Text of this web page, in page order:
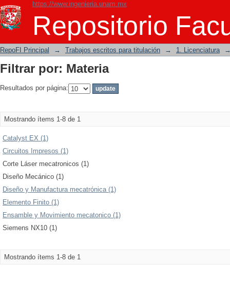
https://www.ingenieria.unam.mx
Repositorio
Filtrar por: Materia
RepoFI Principal → Trabajos escritos para titulación → 1. Licenciatura
Filtrar por: Materia
Resultados por página:
Mostrando ítems 1-8 de 1
Catalyst EX (1)
Circuitos Impresos (1)
Corte Láser mecatronicos (1)
Diseño Mecánico (1)
Diseño y Manufactura mecatrónica (1)
Elemento Finito (1)
Ensamble y Movimiento mecatonico (1)
Siemens NX10 (1)
Mostrando ítems 1-8 de 1